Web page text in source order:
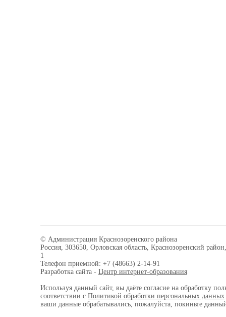
© Администрация Краснозоренского района
Россия, 303650, Орловская область, Краснозоренский
1
Телефон приемной: +7 (48663) 2-14-91
Разработка сайта - Центр интернет-образования
Используя данный сайт, вы даёте согласие на обработку
соответствии с Политикой обработки персональных данных
ваши данные обрабатывались, пожалуйста, покиньте